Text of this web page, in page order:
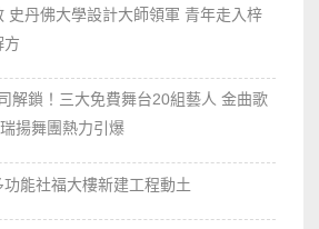
史丹佛大學設計大師領軍 青年走入梓
方
解鎖！三大免費舞台20組藝人 金曲歌
揚舞團熱力引爆
能社福大樓新建工程動土